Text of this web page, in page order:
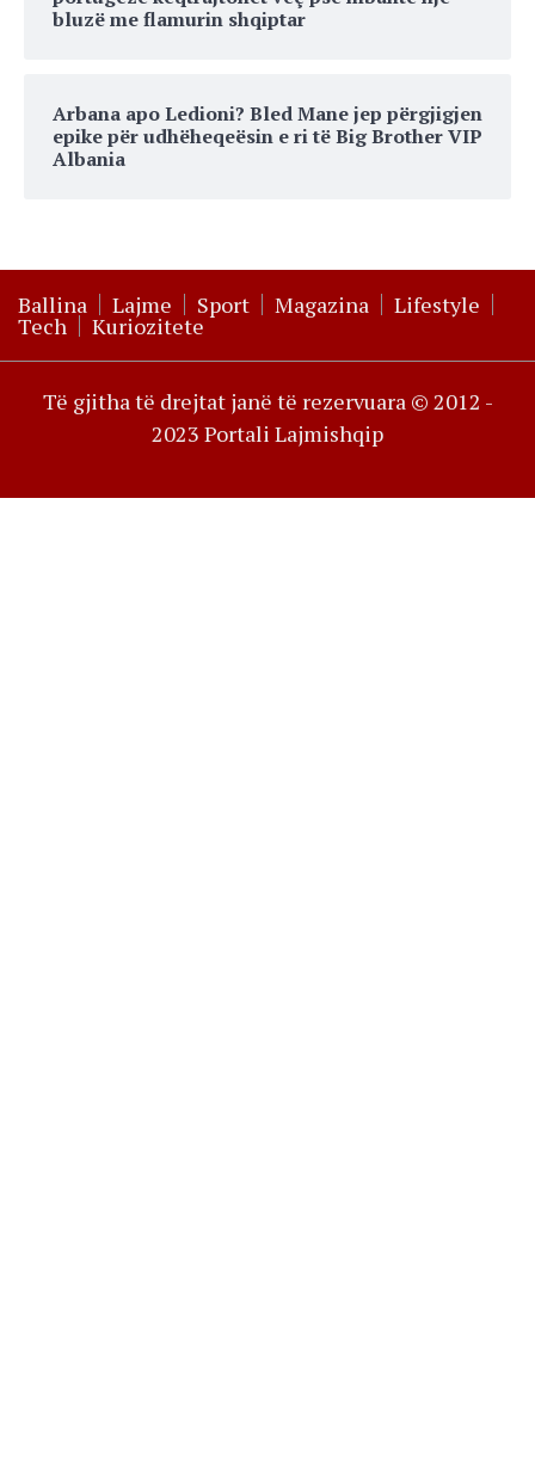
bluzë me flamurin shqiptar
Arbana apo Ledioni? Bled Mane jep përgjigjen
epike për udhëheqeësin e ri të Big Brother VIP
Albania
Ballina Lajme Sport Magazina Lifestyle
Tech Kuriozitete
Të gjitha të drejtat janë të rezervuara © 2012 -
2023 Portali Lajmishqip